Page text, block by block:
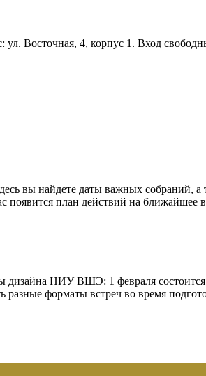
Восточная, 4, корпус 1. Вход
вы найдете даты важных собраний, а
план действий на ближайшее
дизайна НИУ ВШЭ: 1 февраля
форматы встреч во время